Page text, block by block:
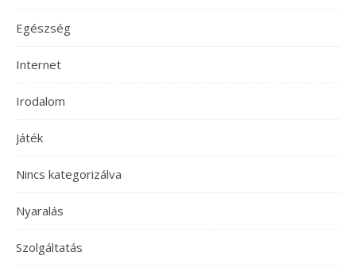
Egészség
Internet
Irodalom
Játék
Nincs kategorizálva
Nyaralás
Szolgáltatás